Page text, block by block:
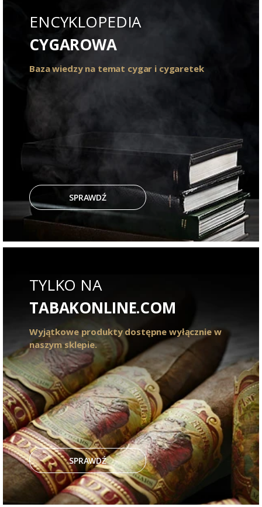
ENCYKLOPEDIA
CYGAROWA
Baza wiedzy na temat cygar i cygaretek
SPRAWDŹ
TYLKO NA
TABAKONLINE.COM
Wyjątkowe produkty dostępne wyłącznie w
naszym sklepie.
SPRAWDŹ